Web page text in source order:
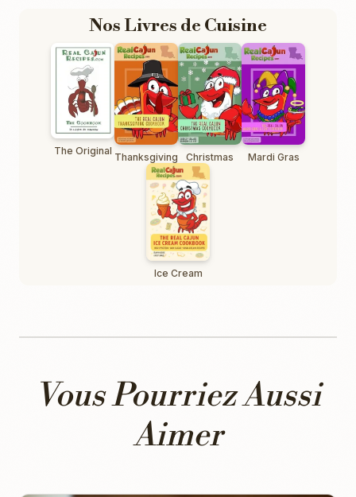
Nos Livres de Cuisine
The Original Thanksgiving Christmas Mardi Gras
Ice Cream
Vous Pourriez Aussi
Aimer